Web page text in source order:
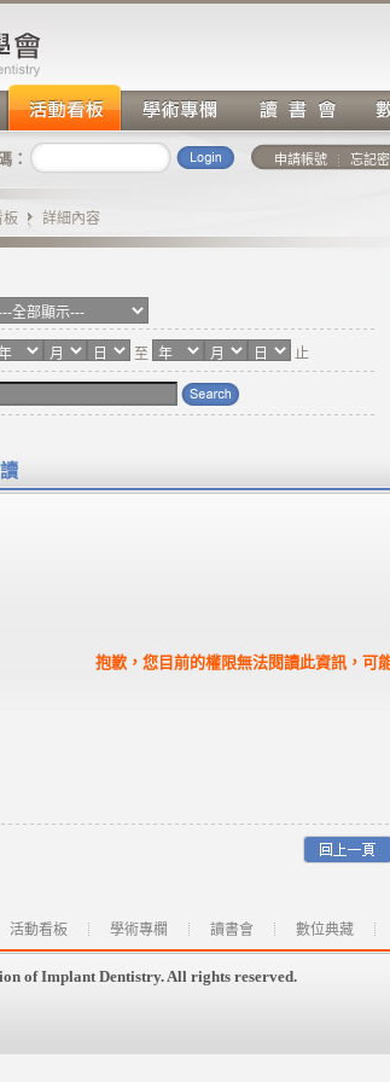
： 申請帳號 忘記
板 詳細內容
至 止
抱歉，您目前的權限無法閱讀此資訊，可
活動看板 學術專欄 讀書會 數位典藏
of Implant Dentistry. All rights reserved.